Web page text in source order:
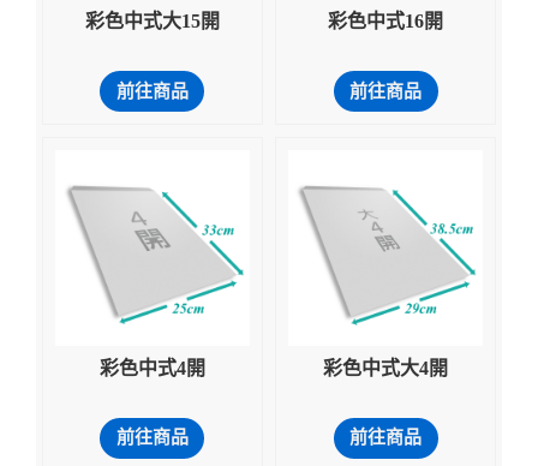
彩色中式大15開
前往商品
彩色中式16開
前往商品
彩色中式4開
前往商品
彩色中式大4開
前往商品